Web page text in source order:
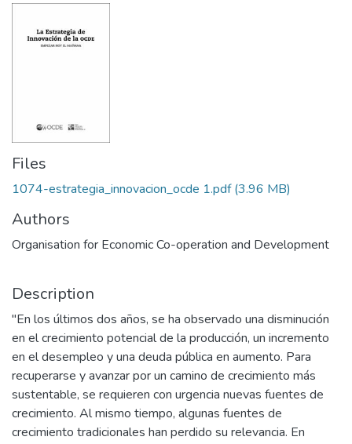
Files
1074-estrategia_innovacion_ocde 1.pdf(3.96 MB)
Authors
Organisation for Economic Co-operation and Development
Description
"En los últimos dos años, se ha observado una disminución
en el crecimiento potencial de la producción, un incremento
en el desempleo y una deuda pública en aumento. Para
recuperarse y avanzar por un camino de crecimiento más
sustentable, se requieren con urgencia nuevas fuentes de
crecimiento. Al mismo tiempo, algunas fuentes de
crecimiento tradicionales han perdido su relevancia. En